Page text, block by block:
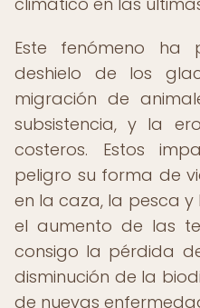
Este fenómeno ha
deshielo de los
migración de
subsistencia, y la
costeros. Estos
peligro su forma de
en la caza, la pesca y
el aumento de las
consigo la pérdida
disminución de la
de nuevas